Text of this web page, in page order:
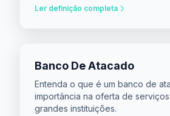
Ler definição completa
Banco De Atacado
Entenda o que é um banco de
importância na oferta de
grandes instituições.